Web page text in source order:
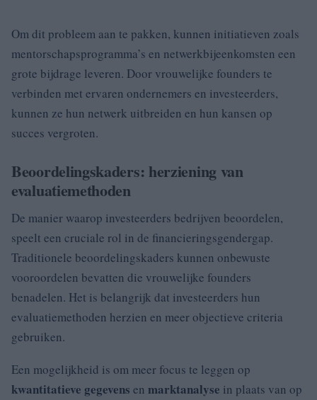
Om dit probleem aan te pakken, kunnen initiatieven zoals
mentorschapsprogramma’s en netwerkbijeenkomsten een
grote bijdrage leveren. Door vrouwelijke founders te
verbinden met ervaren ondernemers en investeerders,
kunnen ze hun netwerk uitbreiden en hun kansen op
succes vergroten.
Beoordelingskaders: herziening van
evaluatiemethoden
De manier waarop investeerders bedrijven beoordelen,
speelt een cruciale rol in de financieringsgendergap.
Traditionele beoordelingskaders kunnen onbewuste
vooroordelen bevatten die vrouwelijke founders
benadelen. Het is belangrijk dat investeerders hun
evaluatiemethoden herzien en meer objectieve criteria
gebruiken.
Een mogelijkheid is om meer focus te leggen op
kwantitatieve gegevens en marktanalyse in plaats van op